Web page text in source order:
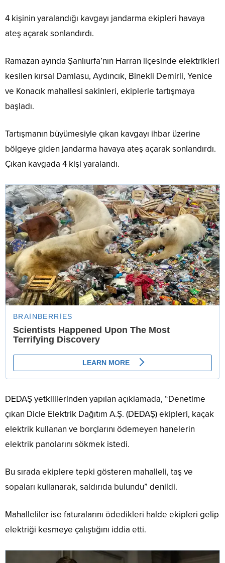
4 kişinin yaralandığı kavgayı jandarma ekipleri havaya
ateş açarak sonlandırdı.
Ramazan ayında Şanlıurfa’nın Harran ilçesinde elektrikleri
kesilen kırsal Damlasu, Aydıncık, Binekli Demirli, Yenice
ve Konacık mahallesi sakinleri, ekiplerle tartışmaya
başladı.
Tartışmanın büyümesiyle çıkan kavgayı ihbar üzerine
bölgeye giden jandarma havaya ateş açarak sonlandırdı.
Çıkan kavgada 4 kişi yaralandı.
DEDAŞ yetkililerinden yapılan açıklamada, “Denetime
çıkan Dicle Elektrik Dağıtım A.Ş. (DEDAŞ) ekipleri, kaçak
elektrik kullanan ve borçlarını ödemeyen hanelerin
elektrik panolarını sökmek istedi.
Bu sırada ekiplere tepki gösteren mahalleli, taş ve
sopaları kullanarak, saldırıda bulundu” denildi.
Mahalleliler ise faturalarını ödedikleri halde ekipleri gelip
elektriği kesmeye çalıştığını iddia etti.